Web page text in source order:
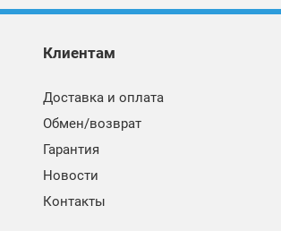
Клиентам
Доставка и оплата
Обмен/возврат
Гарантия
Новости
Контакты